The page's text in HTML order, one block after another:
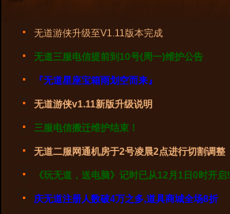
无道游侠升级至V1.11版本完成
无道三服电信提前到10号(周一)维护公告
『无道星座宝箱雨划空而来』
无道游侠v1.11新版升级说明
三服电信搬迁维护结束！
无道二服网通机房于2号凌晨2点进行切割调整
《玩无道，送电脑》记时已从12月1日0时开启!
庆无道注册人数破4万之多,道具商城全场8折